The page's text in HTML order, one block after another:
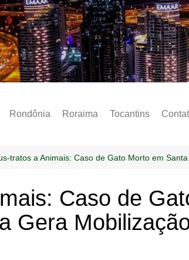
Rondônia Roraima Tocantins
tratos a Animais: Caso de Gato Morto em
Caso de
Gera